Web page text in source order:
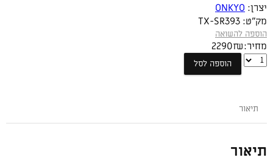
יצרן: ONKYO
מק"ט: TX-SR393
הוספה להשואה
מחיר: 2290₪
רסיבר
הוספה לסל
תיאור
תיאור